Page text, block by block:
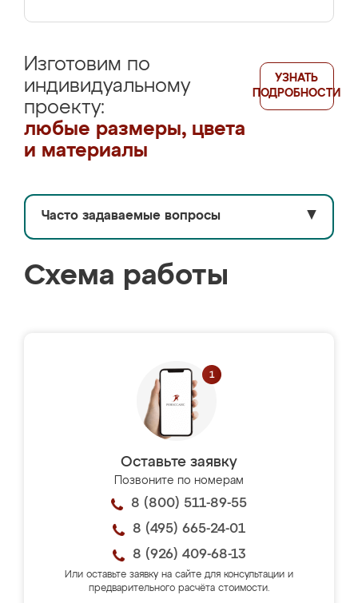
Изготовим по
индивидуальному
проекту:
любые размеры, цвета
и материалы
УЗНАТЬ
ПОДРОБНОСТИ
Часто задаваемые вопросы ▼
Схема работы
Оставьте заявку
Позвоните по номерам
8 (800) 511-89-55
8 (495) 665-24-01
8 (926) 409-68-13
Или оставьте заявку на сайте для консультации и
предварительного расчёта стоимости.